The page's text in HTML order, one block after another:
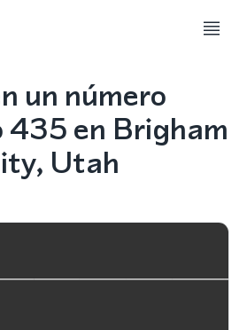
un número
en Brigham
Utah